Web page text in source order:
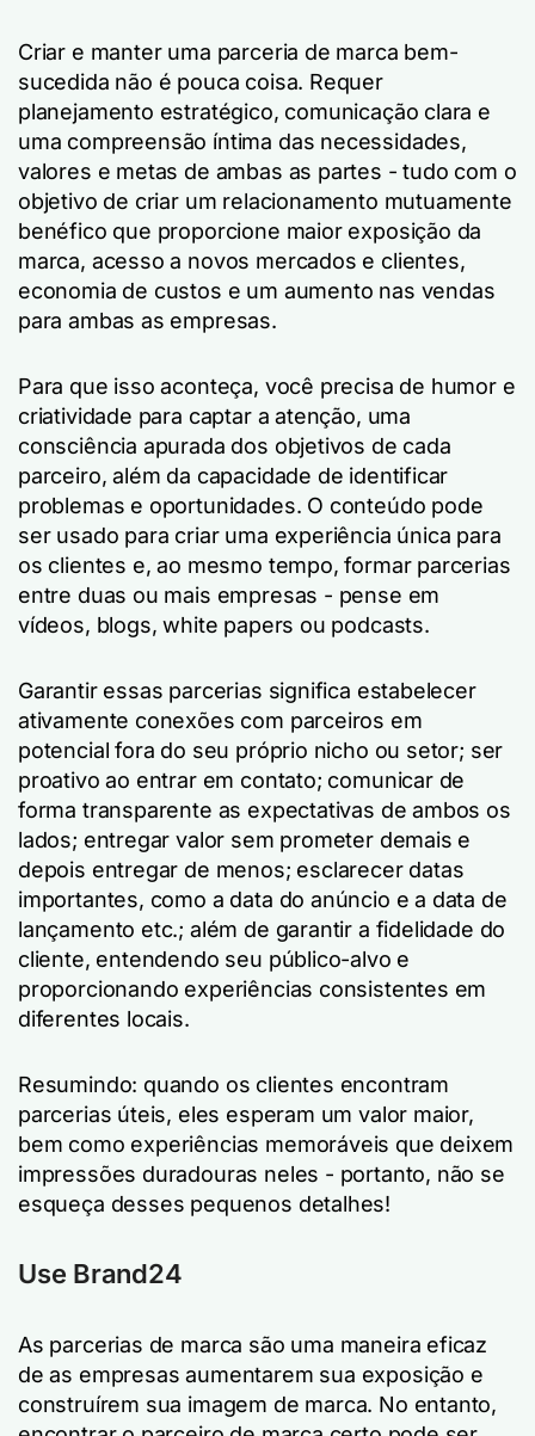
Criar e manter uma parceria de marca bem-
sucedida não é pouca coisa. Requer
planejamento estratégico, comunicação clara e
uma compreensão íntima das necessidades,
valores e metas de ambas as partes - tudo com o
objetivo de criar um relacionamento mutuamente
benéfico que proporcione maior exposição da
marca, acesso a novos mercados e clientes,
economia de custos e um aumento nas vendas
para ambas as empresas.
Para que isso aconteça, você precisa de humor e
criatividade para captar a atenção, uma
consciência apurada dos objetivos de cada
parceiro, além da capacidade de identificar
problemas e oportunidades. O conteúdo pode
ser usado para criar uma experiência única para
os clientes e, ao mesmo tempo, formar parcerias
entre duas ou mais empresas - pense em
vídeos, blogs, white papers ou podcasts.
Garantir essas parcerias significa estabelecer
ativamente conexões com parceiros em
potencial fora do seu próprio nicho ou setor; ser
proativo ao entrar em contato; comunicar de
forma transparente as expectativas de ambos os
lados; entregar valor sem prometer demais e
depois entregar de menos; esclarecer datas
importantes, como a data do anúncio e a data de
lançamento etc.; além de garantir a fidelidade do
cliente, entendendo seu público-alvo e
proporcionando experiências consistentes em
diferentes locais.
Resumindo: quando os clientes encontram
parcerias úteis, eles esperam um valor maior,
bem como experiências memoráveis que deixem
impressões duradouras neles - portanto, não se
esqueça desses pequenos detalhes!
Use Brand24
As parcerias de marca são uma maneira eficaz
de as empresas aumentarem sua exposição e
construírem sua imagem de marca. No entanto,